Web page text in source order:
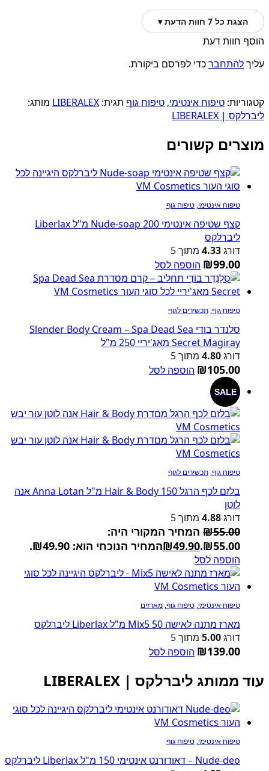
הצגת כל 7 חוות הדעת ▾
הוסף חוות דעת
עליךלהתחברכדי לפרסם ביקורת.
קטגוריות: טיפוח אינטימי, טיפוח גוף תגית: LIBERALEX מותג:
ליברלקס | LIBERALEX
מוצרים קשורים
טיפוח אינטימי, טיפוח גוף
קצף שטיפה אינטימי Nude-soap 200 מ"ל Liberlax
ליברלקס
דורג4.33 מתוך 5
₪99.00 הוספה לסל
טיפוח גוף, תכשירים לגוף
סלנדר בודי Slender Body Cream – Spa Dead Sea
Secret Magiray מאג'יריי 250 מ"ל
דורג4.80 מתוך 5
₪105.00 הוספה לסל
SALE
טיפוח גוף, תכשירים לגוף
בלזם לכף הרגל Hair & Body 150 מ"ל Anna Lotan אנה
לוטן
דורג4.88 מתוך 5
₪55.00
המחיר המקורי היה:
₪55.00.
₪49.90 המחיר הנוכחי הוא: ₪49.90.
הוספה לסל
טיפוח אינטימי, טיפוח גוף, מארזים
מארז מתנה לאישה Mix5 50 מ"ל Liberlax ליברלקס
דורג5.00 מתוך 5
₪139.00 הוספה לסל
עוד ממותג ליברלקס | LIBERALEX
טיפוח אינטימי, טיפוח גוף
Nude-deo – דאודורנט אינטימי 150 מ"ל Liberlax ליברלקס